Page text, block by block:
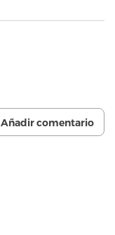
Añadir comentario